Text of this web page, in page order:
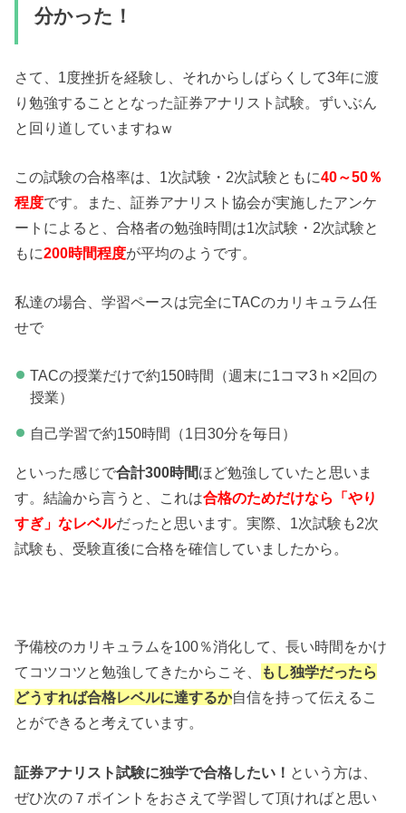
分かった！
さて、1度挫折を経験し、それからしばらくして3年に渡
り勉強することとなった証券アナリスト試験。ずいぶん
と回り道していますねｗ
この試験の合格率は、1次試験・2次試験ともに40～50％
程度です。また、証券アナリスト協会が実施したアンケ
ートによると、合格者の勉強時間は1次試験・2次試験と
もに200時間程度が平均のようです。
私達の場合、学習ペースは完全にTACのカリキュラム任
せで
TACの授業だけで約150時間（週末に1コマ3ｈ×2回の
授業）
自己学習で約150時間（1日30分を毎日）
といった感じで合計300時間ほど勉強していたと思いま
す。結論から言うと、これは合格のためだけなら「やり
すぎ」なレベルだったと思います。実際、1次試験も2次
試験も、受験直後に合格を確信していましたから。
予備校のカリキュラムを100％消化して、長い時間をかけ
てコツコツと勉強してきたからこそ、
もし独学だったら
どうすれば合格レベルに達するか自信を持って伝えるこ
とができると考えています。
証券アナリスト試験に独学で合格したい！ という方は、
ぜひ次の７ポイントをおさえて学習して頂ければと思い